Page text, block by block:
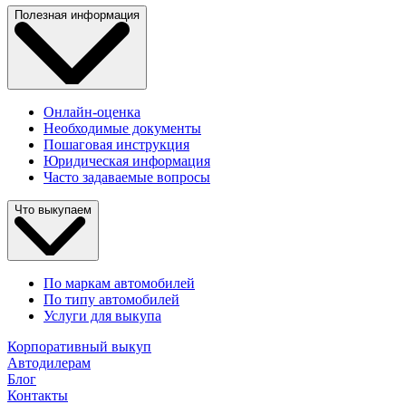
Полезная информация
Онлайн-оценка
Необходимые документы
Пошаговая инструкция
Юридическая информация
Часто задаваемые вопросы
Что выкупаем
По маркам автомобилей
По типу автомобилей
Услуги для выкупа
Корпоративный выкуп
Автодилерам
Блог
Контакты